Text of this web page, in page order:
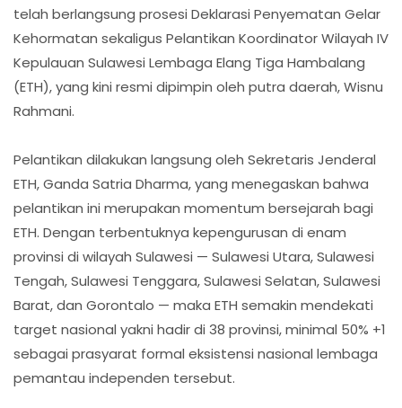
telah berlangsung prosesi Deklarasi Penyematan Gelar
Kehormatan sekaligus Pelantikan Koordinator Wilayah IV
Kepulauan Sulawesi Lembaga Elang Tiga Hambalang
(ETH), yang kini resmi dipimpin oleh putra daerah, Wisnu
Rahmani.
Pelantikan dilakukan langsung oleh Sekretaris Jenderal
ETH, Ganda Satria Dharma, yang menegaskan bahwa
pelantikan ini merupakan momentum bersejarah bagi
ETH. Dengan terbentuknya kepengurusan di enam
provinsi di wilayah Sulawesi — Sulawesi Utara, Sulawesi
Tengah, Sulawesi Tenggara, Sulawesi Selatan, Sulawesi
Barat, dan Gorontalo — maka ETH semakin mendekati
target nasional yakni hadir di 38 provinsi, minimal 50% +1
sebagai prasyarat formal eksistensi nasional lembaga
pemantau independen tersebut.